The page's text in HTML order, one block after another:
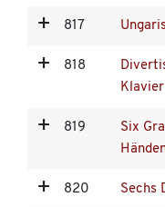
817
818
819
Six
820 Sechs